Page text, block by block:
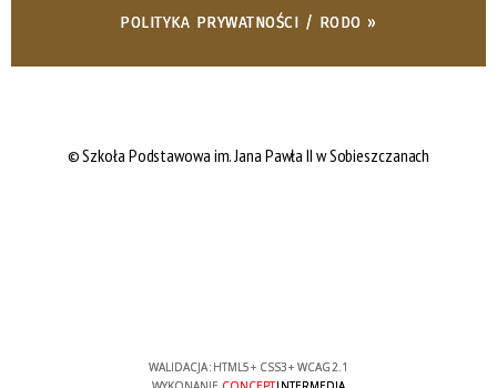
POLITYKA PRYWATNOŚCI / RODO »
© Szkoła Podstawowa im. Jana Pawła II w Sobieszczanach
WALIDACJA: HTML5+ CSS3+ WCAG 2.1